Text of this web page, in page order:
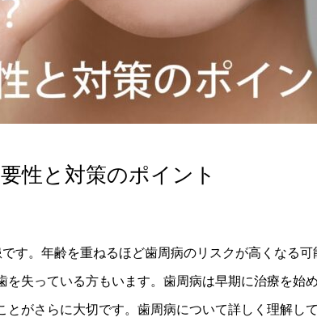
性と対策のポイント
す。年齢を重ねるほど歯周病のリスクが高くなる可
失っている方もいます。歯周病は早期に治療を始
とがさらに大切です。歯周病について詳しく理解し